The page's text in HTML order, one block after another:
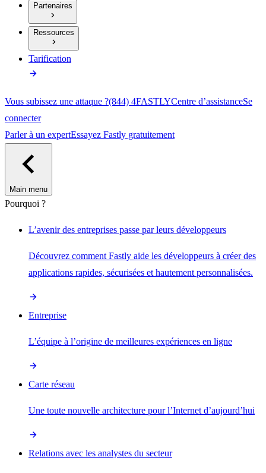
Partenaires
Ressources
Tarification
Vous subissez une attaque ?(844) 4FASTLYCentre d’assistanceSe
connecter
Parler à un expertEssayez Fastly gratuitement
Main menu
Pourquoi ?
L’avenir des entreprises passe par leurs développeurs
Découvrez comment Fastly aide les développeurs à créer des
applications rapides, sécurisées et hautement personnalisées.
Entreprise
L’équipe à l’origine de meilleures expériences en ligne
Carte réseau
Une toute nouvelle architecture pour l’Internet d’aujourd’hui
Relations avec les analystes du secteur